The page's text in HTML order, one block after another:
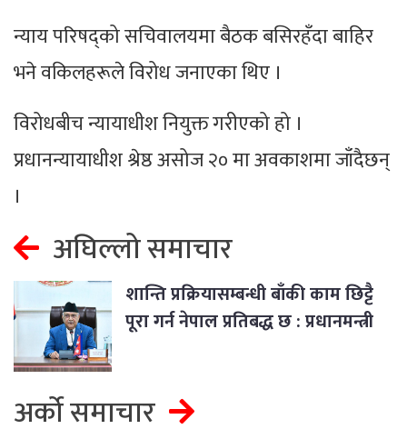
न्याय परिषद्‍को सचिवालयमा बैठक बसिरहँदा बाहिर
भने वकिलहरूले विरोध जनाएका थिए ।
विरोधबीच न्यायाधीश नियुक्त गरीएको हो ।
प्रधानन्यायाधीश श्रेष्ठ असोज २० मा अवकाशमा जाँदैछन्
।
अघिल्लो समाचार
शान्ति प्रक्रियासम्बन्धी बाँकी काम छिट्टै
पूरा गर्न नेपाल प्रतिबद्ध छ : प्रधानमन्त्री
अर्को समाचार